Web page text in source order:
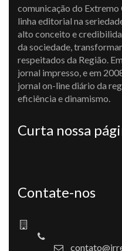
comunicação do Extremo
linha editorial na
alto conceito e
da sociedade,
respeitados da Região.
jornal impresso, e em
jornal on-line diário da
eficiência e dinamismo.
Curta nossa
Contate-nos